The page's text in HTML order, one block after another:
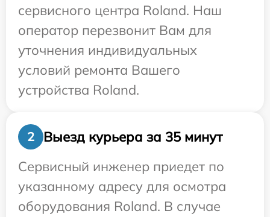
сервисного центра Roland. Наш
оператор перезвонит Вам для
уточнения индивидуальных
условий ремонта Вашего
устройства Roland.
2
Выезд курьера за 35 минут
Сервисный инженер приедет по
указанному адресу для осмотра
оборудования Roland. В случае